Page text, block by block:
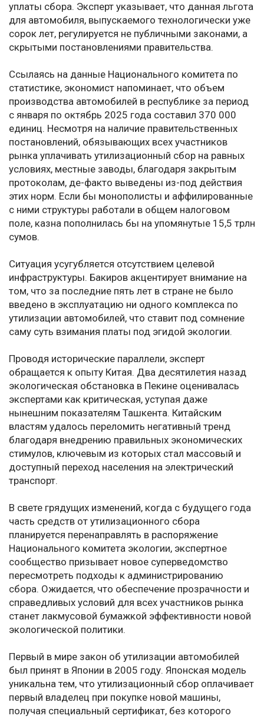
уплаты сбора. Эксперт указывает, что данная льгота
для автомобиля, выпускаемого технологически уже
сорок лет, регулируется не публичными законами, а
скрытыми постановлениями правительства.
Ссылаясь на данные Национального комитета по
статистике, экономист напоминает, что объем
производства автомобилей в республике за период
с января по октябрь 2025 года составил 370 000
единиц. Несмотря на наличие правительственных
постановлений, обязывающих всех участников
рынка уплачивать утилизационный сбор на равных
условиях, местные заводы, благодаря закрытым
протоколам, де-факто выведены из-под действия
этих норм. Если бы монополисты и аффилированные
с ними структуры работали в общем налоговом
поле, казна пополнилась бы на упомянутые 15,5 трлн
сумов.
Ситуация усугубляется отсутствием целевой
инфраструктуры. Бакиров акцентирует внимание на
том, что за последние пять лет в стране не было
введено в эксплуатацию ни одного комплекса по
утилизации автомобилей, что ставит под сомнение
саму суть взимания платы под эгидой экологии.
Проводя исторические параллели, эксперт
обращается к опыту Китая. Два десятилетия назад
экологическая обстановка в Пекине оценивалась
экспертами как критическая, уступая даже
нынешним показателям Ташкента. Китайским
властям удалось переломить негативный тренд
благодаря внедрению правильных экономических
стимулов, ключевым из которых стал массовый и
доступный переход населения на электрический
транспорт.
В свете грядущих изменений, когда с будущего года
часть средств от утилизационного сбора
планируется перенаправлять в распоряжение
Национального комитета экологии, экспертное
сообщество призывает новое суперведомство
пересмотреть подходы к администрированию
сбора. Ожидается, что обеспечение прозрачности и
справедливых условий для всех участников рынка
станет лакмусовой бумажкой эффективности новой
экологической политики.
Первый в мире закон об утилизации автомобилей
был принят в Японии в 2005 году. Японская модель
уникальна тем, что утилизационный сбор оплачивает
первый владелец при покупке новой машины,
получая специальный сертификат, без которого